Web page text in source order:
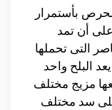
بأستمرار
أن تمد
التى تحملها
البلح واحد
مزيج مختلف
سد مختلف